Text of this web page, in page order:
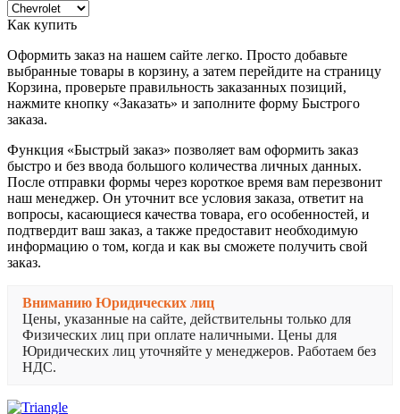
Как купить
Оформить заказ на нашем сайте легко. Просто добавьте
выбранные товары в корзину, а затем перейдите на страницу
Корзина, проверьте правильность заказанных позиций,
нажмите кнопку «Заказать» и заполните форму Быстрого
заказа.
Функция «Быстрый заказ» позволяет вам оформить заказ
быстро и без ввода большого количества личных данных.
После отправки формы через короткое время вам перезвонит
наш менеджер. Он уточнит все условия заказа, ответит на
вопросы, касающиеся качества товара, его особенностей, и
подтвердит ваш заказ, а также предоставит необходимую
информацию о том, когда и как вы сможете получить свой
заказ.
Вниманию Юридических лиц
Цены, указанные на сайте, действительны только для
Физических лиц при оплате наличными. Цены для
Юридических лиц уточняйте у менеджеров. Работаем без
НДС.